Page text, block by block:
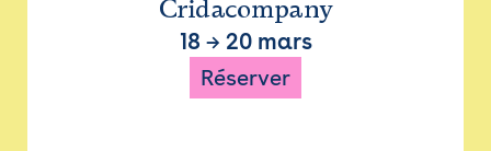
Cridacompany
18 → 20 mars
Réserver